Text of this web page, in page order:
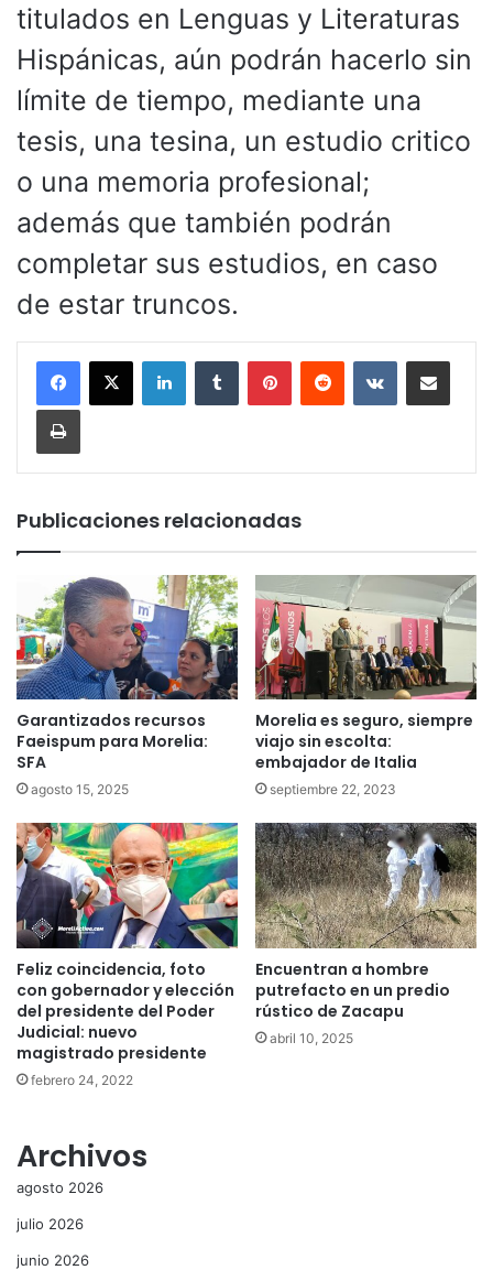
titulados en Lenguas y Literaturas
Hispánicas, aún podrán hacerlo sin
límite de tiempo, mediante una
tesis, una tesina, un estudio critico
o una memoria profesional;
además que también podrán
completar sus estudios, en caso
de estar truncos.
LinkedInTumblr PinterestReddit VKontakteCompartir por
Imprimir
Publicaciones relacionadas
Garantizados recursos
Faeispum para Morelia:
SFA
agosto 15, 2025
Morelia es seguro, siempre
viajo sin escolta:
embajador de Italia
septiembre 22, 2023
Feliz coincidencia, foto
con gobernador y elección
del presidente del Poder
Judicial: nuevo
magistrado presidente
febrero 24, 2022
Encuentran a hombre
putrefacto en un predio
rústico de Zacapu
abril 10, 2025
Archivos
agosto 2026
julio 2026
junio 2026